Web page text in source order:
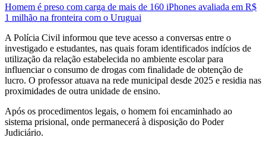
Homem é preso com carga de mais de 160 iPhones avaliada em R$
1 milhão na fronteira com o Uruguai
A Polícia Civil informou que teve acesso a conversas entre o
investigado e estudantes, nas quais foram identificados indícios de
utilização da relação estabelecida no ambiente escolar para
influenciar o consumo de drogas com finalidade de obtenção de
lucro. O professor atuava na rede municipal desde 2025 e residia nas
proximidades de outra unidade de ensino.
Após os procedimentos legais, o homem foi encaminhado ao
sistema prisional, onde permanecerá à disposição do Poder
Judiciário.